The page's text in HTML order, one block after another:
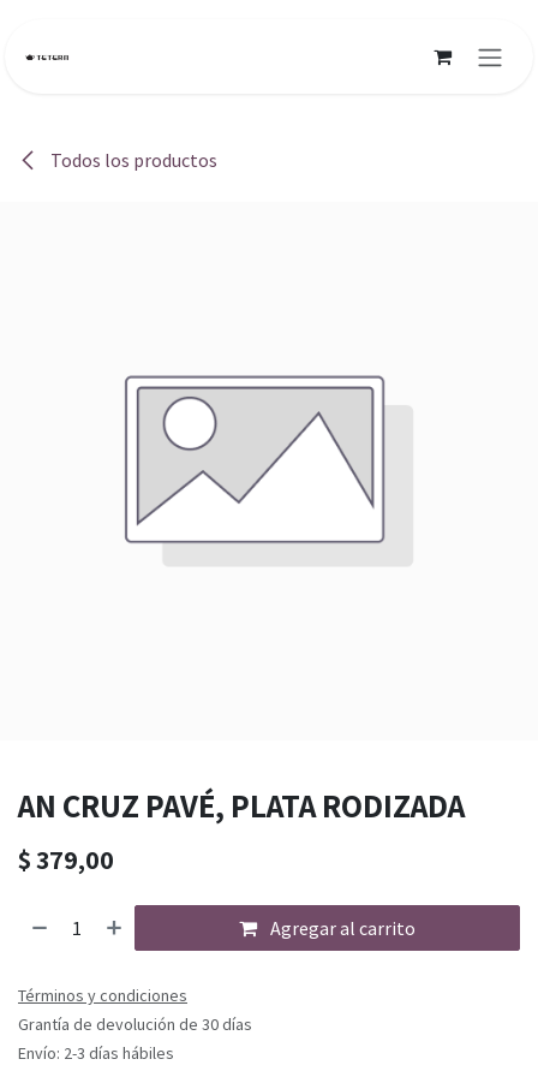
Todos los productos
AN CRUZ PAVÉ, PLATA RODIZADA
$379,00
Agregar al carrito
Términos y condiciones
Grantía de devolución de 30 días
Envío: 2-3 días hábiles